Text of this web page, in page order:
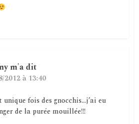
m'a dit
2012 à 13:40
unique fois des gnocchis…j’ai eu
de la purée mouillée!!!